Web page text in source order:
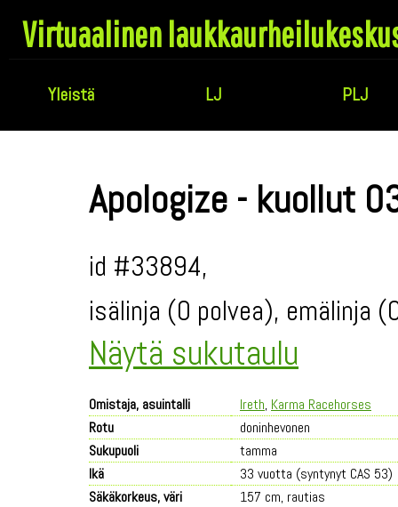
Virtuaalinen
Yleistä LJ PLJ
Apologize - kuollut
id #33894,
isälinja (0 polvea), emälinja
Näytä sukutaulu
Omistaja, asuintalli Ireth, Karma Racehorses
Rotu
doninhevonen
Sukupuoli
tamma
Ikä
33 vuotta (syntynyt CAS 53)
Säkäkorkeus, väri
157 cm, rautias